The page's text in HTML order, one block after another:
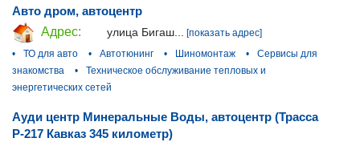
Авто дром, автоцентр
Адрес:
улица Бигаш... [показать адрес]
•
ТО для авто • Автотюнинг • Шиномонтаж •
Сервисы для
знакомства
•
Техническое обслуживание тепловых и
энергетических сетей
Ауди центр Минеральные Воды, автоцентр (Трасса
Р-217 Кавказ 345 километр)